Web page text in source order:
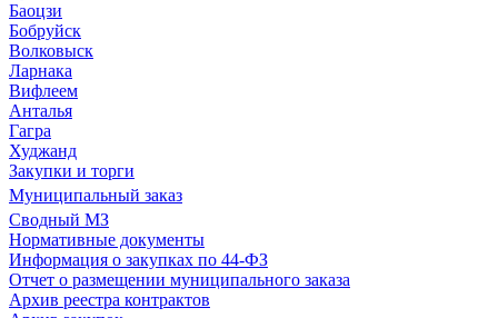
Баоцзи
Бобруйск
Волковыск
Ларнака
Вифлеем
Анталья
Гагра
Худжанд
Закупки и торги
Муниципальный заказ
Сводный МЗ
Нормативные документы
Информация о закупках по 44-ФЗ
Отчет о размещении муниципального заказа
Архив реестра контрактов